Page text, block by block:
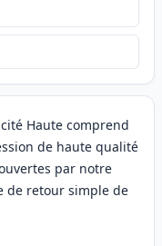
Haute comprend
de haute qualité
par notre
de retour simple de